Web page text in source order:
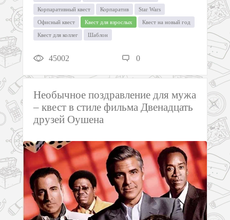
Корпаративный квест Корпаратив Star Wars
Офисный квест Квест для взрослых Квест на новый год
Квест для коллег Шаблон
45002 0
Необычное поздравление для мужа
– квест в стиле фильма Двенадцать
друзей Оушена